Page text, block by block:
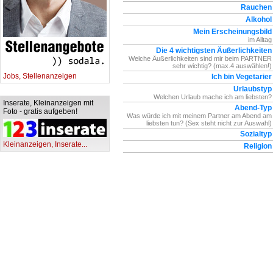
Jobs, Stellenanzeigen
Inserate, Kleinanzeigen mit
Foto - gratis aufgeben!
Kleinanzeigen, Inserate...
Rauchen
Alkohol
Mein Erscheinungsbild
im Alltag
Die 4 wichtigsten Äußerlichkeiten
Welche Äußerlichkeiten sind mir beim PARTNER
sehr wichtig? (max.4 auswählen!)
Ich bin Vegetarier
Urlaubstyp
Welchen Urlaub mache ich am liebsten?
Abend-Typ
Was würde ich mit meinem Partner am Abend am
liebsten tun? (Sex steht nicht zur Auswahl)
Sozialtyp
Religion